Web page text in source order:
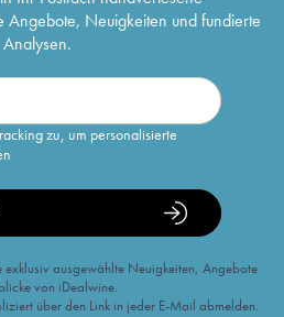
Angebote, Neuigkeiten und fundierte
Analysen.
zu, um personalisierte
ausgewählte Neuigkeiten, Angebote
von iDealwine.
über den Link in jeder E-Mail abmelden.